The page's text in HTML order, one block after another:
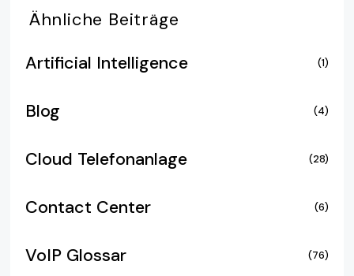
Ähnliche Beiträge
Artificial Intelligence
(1)
Blog (4)
Cloud Telefonanlage (28)
Contact Center (6)
VoIP Glossar (76)